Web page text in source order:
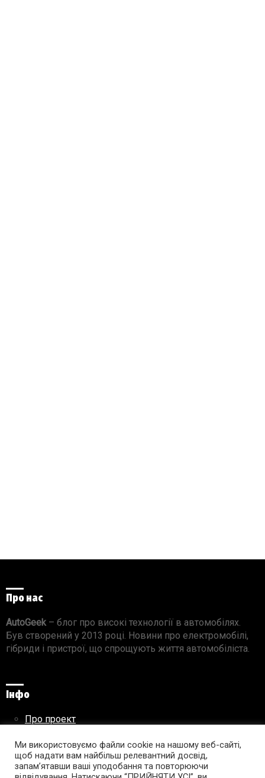
Про нас
AutoGeek– блог про високі технології в автомобілях.
Був створений у 2013 році. Новини про електромобілі,
гібриди і пристрої, що спрощують життя автомобіліста.
Інфо
Про проект
Правила використання матеріалів
Ми використовуємо файли cookie на нашому веб-сайті,
щоб надати вам найбільш релевантний досвід,
запам’ятавши ваші уподобання та повторюючи